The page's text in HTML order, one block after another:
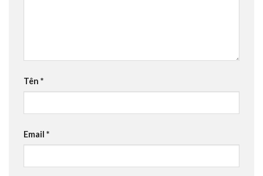
Tên *
Email *